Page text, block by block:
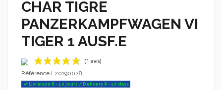
CHAR TIGRE
PANZERKAMPFWAGEN VI
TIGER 1 AUSF.E
Référence L20190028
Livraison 8 - 10 jours / Delivery 8 - 10 days